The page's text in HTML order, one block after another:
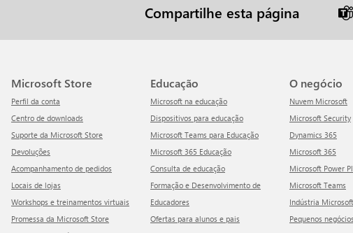
Compartilhe esta página 
Microsoft Store
Perfil da conta
Centro de downloads
Suporte da Microsoft Store
Devoluções
Acompanhamento de pedidos
Locais de lojas
Workshops e treinamentos virtuais
Promessa da Microsoft Store
Educação
Microsoft na educação
Dispositivos para educação
Microsoft Teams para Educação
Microsoft 365 Educação
Consulta de educação
Formação e Desenvolvimento de
Educadores
Ofertas para alunos e pais
O negócio
Nuvem Microsoft
Microsoft Security
Dynamics 365
Microsoft 365
Microsoft Power
Microsoft Teams
Indústria Microsoft
Pequenos negócios